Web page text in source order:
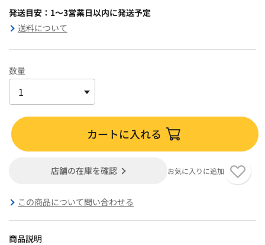
発送目安：1～3営業日以内に発送予定
送料について
数量
カートに入れる
店舗の在庫を確認 お気に入りに追加
この商品について問い合わせる
商品説明